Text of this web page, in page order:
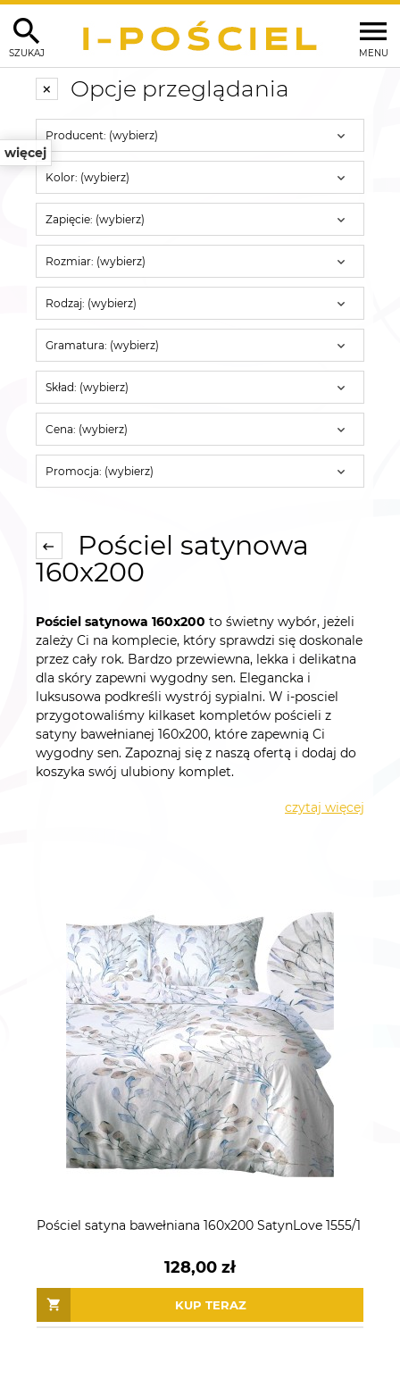
MENU
SZUKAJ
więcej
Opcje przeglądania
Producent: (wybierz)
Kolor: (wybierz)
Zapięcie: (wybierz)
Rozmiar: (wybierz)
Rodzaj: (wybierz)
Gramatura: (wybierz)
Skład: (wybierz)
Cena: (wybierz)
Promocja: (wybierz)
Pościel satynowa
160x200
Pościel satynowa 160x200 to świetny wybór, jeżeli
zależy Ci na komplecie, który sprawdzi się doskonale
przez cały rok. Bardzo przewiewna, lekka i delikatna
dla skóry zapewni wygodny sen. Elegancka i
luksusowa podkreśli wystrój sypialni. W i-posciel
przygotowaliśmy kilkaset kompletów pościeli z
satyny bawełnianej 160x200, które zapewnią Ci
wygodny sen. Zapoznaj się z naszą ofertą i dodaj do
koszyka swój ulubiony komplet.
czytaj więcej
Pościel satyna bawełniana 160x200 SatynLove 1555/1
128,00 zł
KUP TERAZ